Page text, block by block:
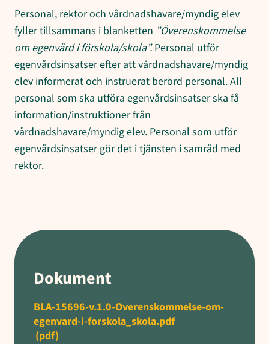
Personal, rektor och vårdnadshavare/myndig elev
fyller tillsammans i blanketten ”Överenskommelse
om egenvård i förskola/skola”.Personal utför
egenvårdsinsatser efter att vårdnadshavare/myndig
elev informerat och instruerat berörd personal. All
personal som ska utföra egenvårdsinsatser ska få
information/instruktioner från
vårdnadshavare/myndig elev. Personal som utför
egenvårdsinsatser gör det i tjänsten i samråd med
rektor.
Dokument
BLA-15696-v.1.0-Overenskommelse-om-
egenvard-i-forskola_skola.pdf
(pdf)